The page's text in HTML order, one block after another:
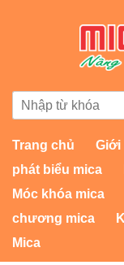
Trang chủ Giới
phát biểu mica
Móc khóa mica
chương mica
Mica